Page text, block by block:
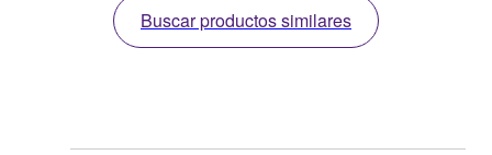
Buscar productos similares